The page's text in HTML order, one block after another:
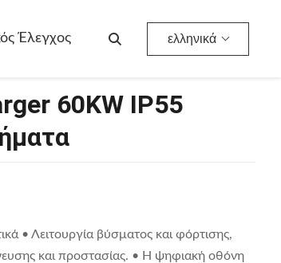
Έλεγχος ελληνικά
60KW IP55
• Λειτουργία βύσματος και φόρτισης,
και προστασίας. • Η ψηφιακή οθόνη